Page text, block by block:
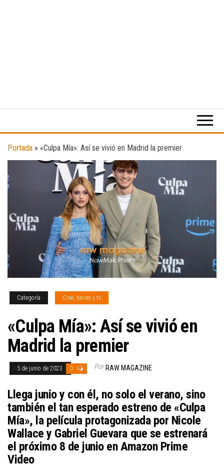
digital
el
la
música.
Portada » «Culpa Mía»: Así se vivió en Madrid la premier
Categoría Cine, series y tv
«Culpa Mía»: Así se vivió en
Madrid la premier
5 de junio de 2023 0 Por RAW MAGAZINE
Llega junio y con él, no solo el verano, sino
también el tan esperado estreno de «Culpa
Mía», la película protagonizada por Nicole
Wallace y Gabriel Guevara que se estrenará
el próximo 8 de junio en Amazon Prime
Video